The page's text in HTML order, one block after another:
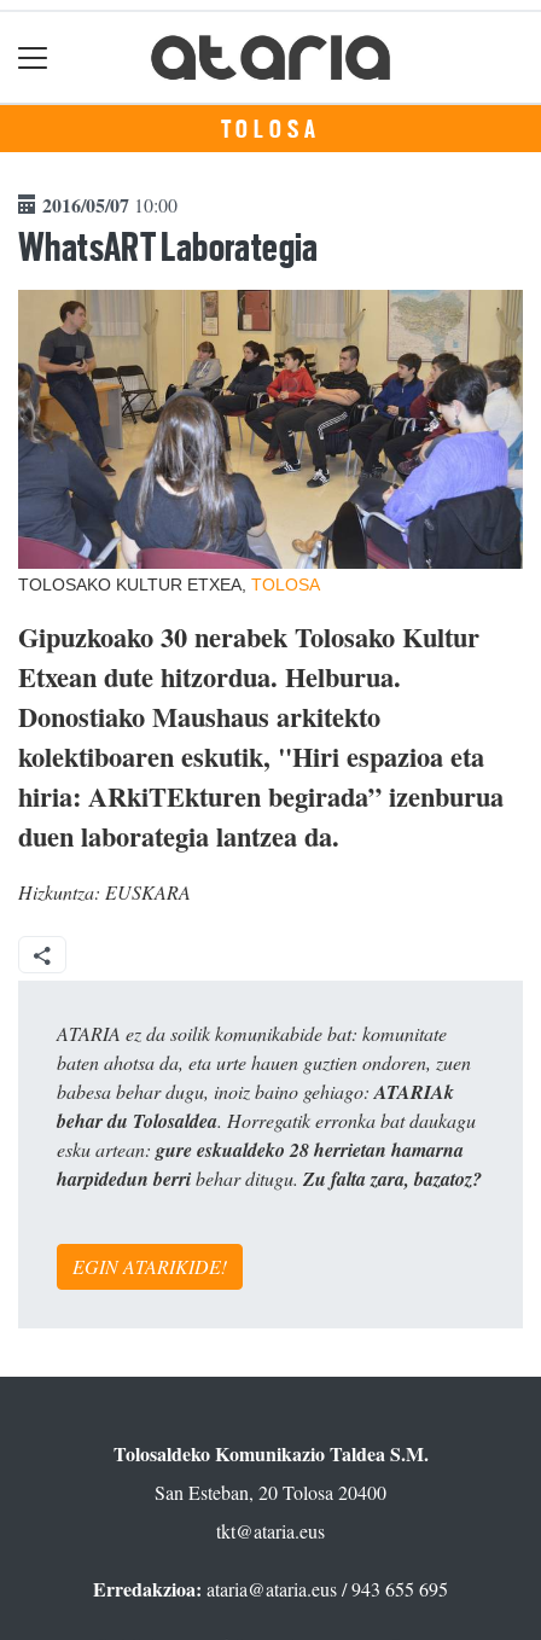
TOLOSA
2016/05/07 10:00
WhatsART Laborategia
TOLOSAKO KULTUR ETXEA, TOLOSA
Gipuzkoako 30 nerabek Tolosako Kultur
Etxean dute hitzordua. Helburua.
Donostiako Maushaus arkitekto
kolektiboaren eskutik, "Hiri espazioa eta
hiria: ARkiTEkturen begirada” izenburua
duen laborategia lantzea da.
Hizkuntza: EUSKARA
ATARIA ez da soilik komunikabide bat: komunitate
baten ahotsa da, eta urte hauen guztien ondoren, zuen
babesa behar dugu, inoiz baino gehiago: ATARIAk
behar du Tolosaldea. Horregatik erronka bat daukagu
esku artean: gure eskualdeko 28 herrietan hamarna
harpidedun berribehar ditugu. Zu falta zara, bazatoz?
EGIN ATARIKIDE!
Tolosaldeko Komunikazio Taldea S.M.
San Esteban, 20 Tolosa 20400
tkt@ataria.eus
Erredakzioa: ataria@ataria.eus/ 943 655 695